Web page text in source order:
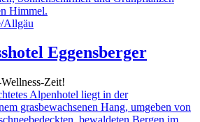
Allgäu
Eggensberger
Zeit!